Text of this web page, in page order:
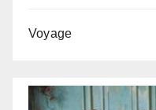
Voyage